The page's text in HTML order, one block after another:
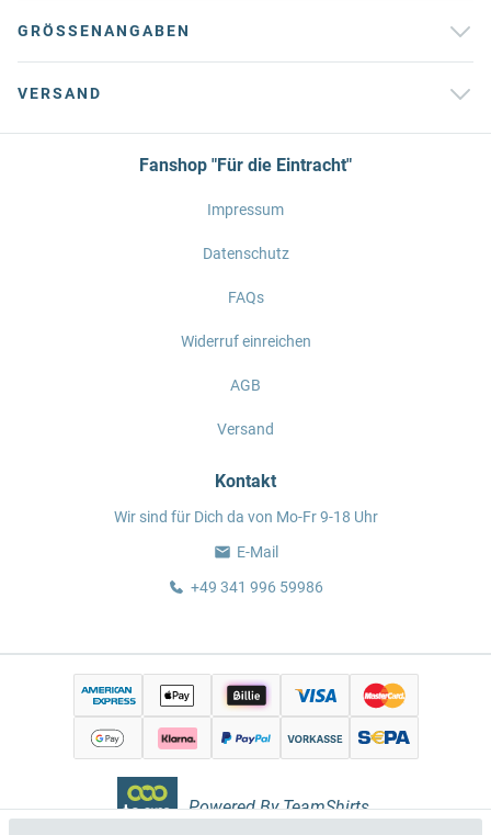
GRÖSSENANGABEN
VERSAND
Fanshop "Für die Eintracht"
Impressum
Datenschutz
FAQs
Widerruf einreichen
AGB
Versand
Kontakt
Wir sind für Dich da von Mo-Fr 9-18 Uhr
E-Mail
+49 341 996 59986
Powered By TeamShirts.